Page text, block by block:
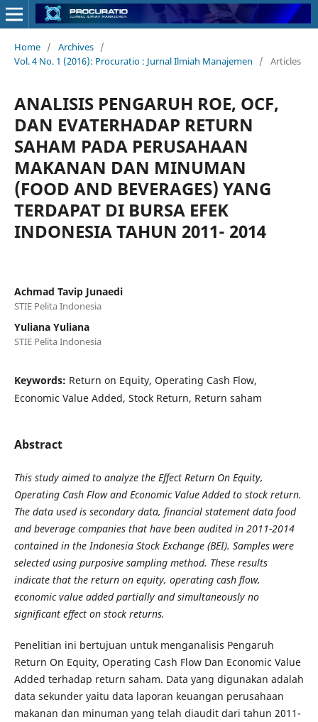
Home / Archives /
Vol. 4 No. 1 (2016): Procuratio : Jurnal Ilmiah Manajemen
/ Articles
ANALISIS PENGARUH ROE, OCF,
DAN EVATERHADAP RETURN
SAHAM PADA PERUSAHAAN
MAKANAN DAN MINUMAN
(FOOD AND BEVERAGES) YANG
TERDAPAT DI BURSA EFEK
INDONESIA TAHUN 2011- 2014
Achmad Tavip Junaedi
STIE Pelita Indonesia
Yuliana Yuliana
STIE Pelita Indonesia
Keywords: Return on Equity, Operating Cash Flow,
Economic Value Added, Stock Return, Return saham
Abstract
This study aimed to analyze the Effect Return On Equity,
Operating Cash Flow and Economic Value Added to stock return.
The data used is secondary data, financial statement data food
and beverage companies that have been audited in 2011-2014
contained in the Indonesia Stock Exchange (BEI). Samples were
selected using purposive sampling method. These results
indicate that the return on equity, operating cash flow,
economic value added partially and simultaneously no
significant effect on stock returns.
Penelitian ini bertujuan untuk menganalisis Pengaruh
Return On Equity, Operating Cash Flow Dan Economic Value
Added terhadap return saham. Data yang digunakan adalah
data sekunder yaitu data laporan keuangan perusahaan
makanan dan minuman yang telah diaudit dari tahun 2011-